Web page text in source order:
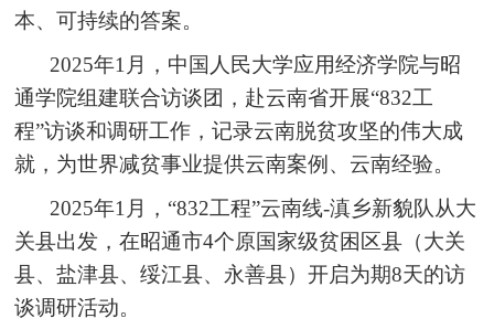
本、可持续的答案。
2025年1月，中国人民大学应用经济学院与昭
通学院组建联合访谈团，赴云南省开展“832工
程”访谈和调研工作，记录云南脱贫攻坚的伟大成
就，为世界减贫事业提供云南案例、云南经验。
2025年1月，“832工程”云南线-滇乡新貌队从大
关县出发，在昭通市4个原国家级贫困区县（大关
县、盐津县、绥江县、永善县）开启为期8天的访
谈调研活动。